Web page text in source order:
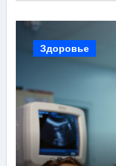
Здоровье